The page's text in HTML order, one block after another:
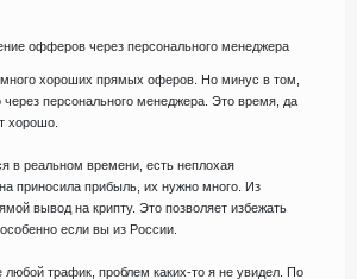
офферов через персонального менеджера
хороших прямых оферов. Но минус в том,
через персонального менеджера. Это время, да
хорошо.
в реальном времени, есть неплохая
приносила прибыль, их нужно много. Из
вывод на крипту. Это позволяет избежать
если вы из России.
любой трафик, проблем каких-то я не увидел. По